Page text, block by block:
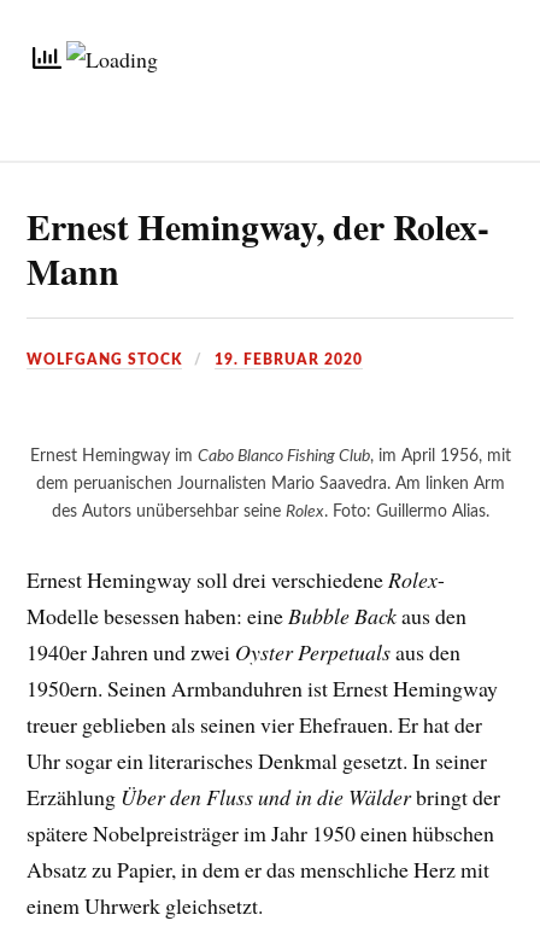
Ernest Hemingway, der Rolex-
Mann
WOLFGANG STOCK 19. FEBRUAR 2020
Ernest Hemingway im Cabo Blanco Fishing Club, im April 1956, mit
dem peruanischen Journalisten Mario Saavedra. Am linken Arm
des Autors unübersehbar seine Rolex. Foto: Guillermo Alias.
Ernest Hemingway soll drei verschiedeneRolex-
Modelle besessen haben: eineBubble Backaus den
1940er Jahren und zwei Oyster Perpetualsaus den
1950ern. Seinen Armbanduhren ist Ernest Hemingway
treuer geblieben als seinen vier Ehefrauen. Er hat der
Uhr sogar ein literarisches Denkmal gesetzt. In seiner
Erzählung Über den Fluss und in die Wälderbringt der
spätere Nobelpreisträger im Jahr 1950 einen hübschen
Absatz zu Papier, in dem er das menschliche Herz mit
einem Uhrwerk gleichsetzt.